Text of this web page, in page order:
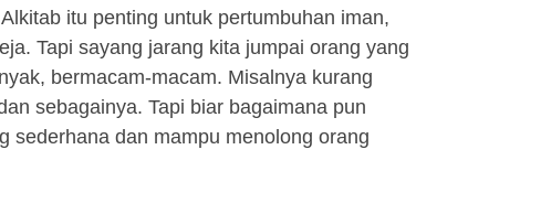
itu penting untuk pertumbuhan iman,
Tapi sayang jarang kita jumpai orang yang
bermacam-macam. Misalnya kurang
sebagainya. Tapi biar bagaimana pun
sederhana dan mampu menolong orang